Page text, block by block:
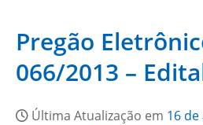
Pregão
066/2013 –
Última Atualização em 16